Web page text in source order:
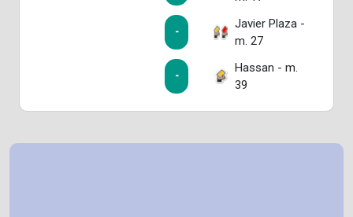
-
Javier Plaza -
m. 27
-
Hassan - m.
39